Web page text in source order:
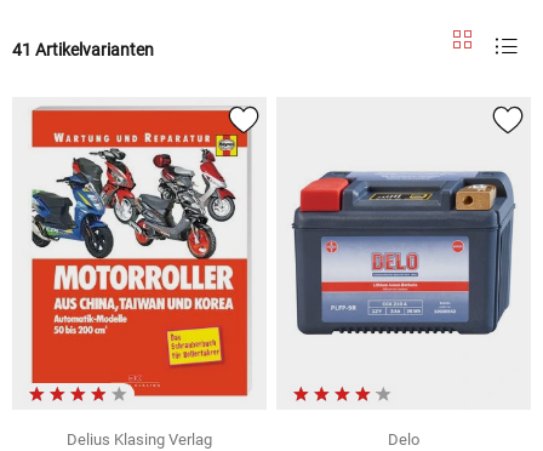
41 Artikelvarianten
Delius Klasing Verlag
Delo